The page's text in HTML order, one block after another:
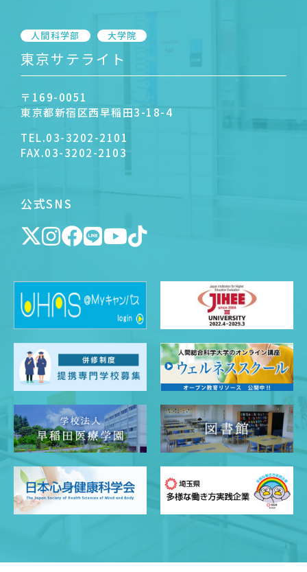
人間科学部 大学院
東京サテライト
〒169-0051
東京都新宿区西早稲田3-18-4
TEL.03-3202-2101
FAX.03-3202-2103
公式SNS